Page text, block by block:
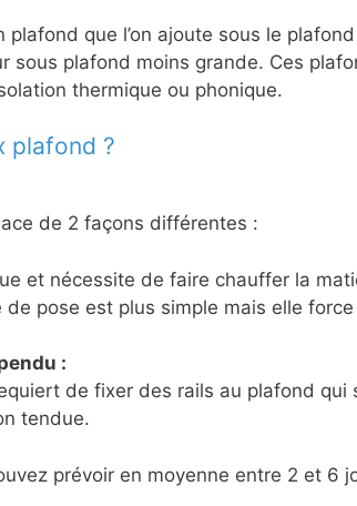
que l’on ajoute sous le
sous plafond moins grande. Ces
thermique ou phonique.
plafond ?
de 2 façons différentes :
et nécessite de faire chauffer la
pose est plus simple mais elle
:
de fixer des rails au plafond
tendue.
prévoir en moyenne entre 2 et 6